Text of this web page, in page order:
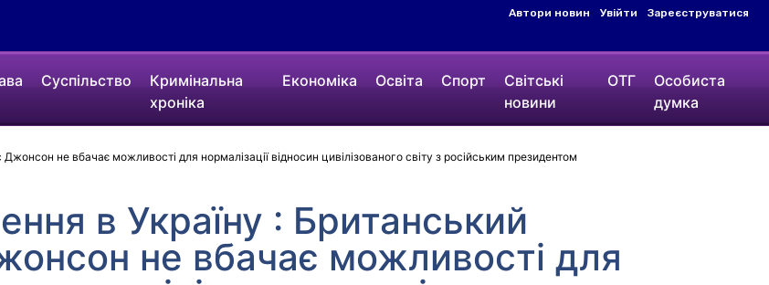
Автори новин Увійти Зареєструватися
Суспільство
Кримінальна
хроніка
Економіка Освіта Спорт
Світські
новини
ОТГ
Особиста
думка
не вбачає можливості для нормалізації відносин цивілізованого світу з російським президентом
в Україну : Британський
не вбачає можливості для